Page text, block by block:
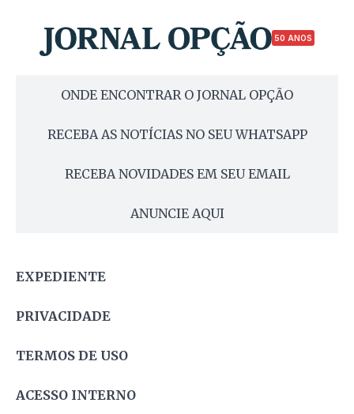
50 ANOS
ONDE ENCONTRAR O JORNAL OPÇÃO
RECEBA AS NOTÍCIAS NO SEU WHATSAPP
RECEBA NOVIDADES EM SEU EMAIL
ANUNCIE AQUI
EXPEDIENTE
PRIVACIDADE
TERMOS DE USO
ACESSO INTERNO